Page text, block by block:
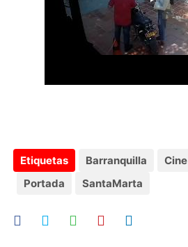
Etiquetas Barranquilla Cine
Portada
SantaMarta